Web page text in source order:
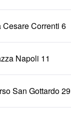
Correnti 6
Napoli 11
San Gottardo 29